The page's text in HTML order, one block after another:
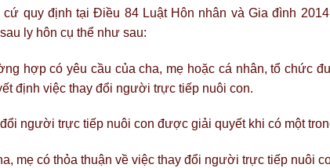
cứ quy định tại Điều 84 Luật Hôn nhân và Gia đình
ly hôn cụ thể như sau:
hợp có yêu cầu của cha, mẹ hoặc cá nhân, tổ chức
định việc thay đổi người trực tiếp nuôi con.
người trực tiếp nuôi con được giải quyết khi có một
mẹ có thỏa thuận về việc thay đổi người trực tiếp nuôi